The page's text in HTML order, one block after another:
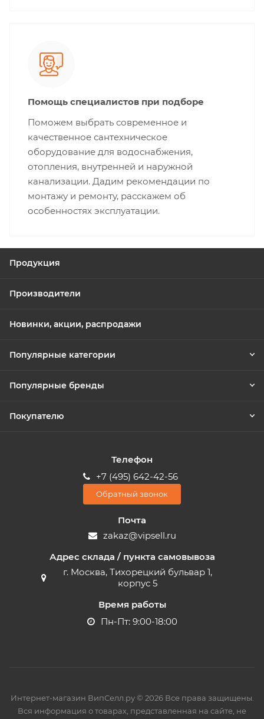
Помощь специалистов при подборе
Поможем выбрать современное и
качественное сантехническое
оборудование для водоснабжения,
отопления, внутренней и наружной
канализации. Дадим рекомендации по
монтажу и ремонту, расскажем об
особенностях эксплуатации.
Продукция
Производители
Новинки, акции, распродажи
Популярные категории
Популярные бренды
Покупателю
Телефон
+7 (495) 642-42-56
Обратный звонок
Почта
zakaz@vipsell.ru
Адрес склада / пункта самовывоза
г. Москва, Тихорецкий бульвар 1,
корпус 5
Время работы
Пн-Пт: 9:00-18:00
Интернет-магазин ВипСелл.ру © 2026 Все права защищены.
Вся информация о товарах, представленная на сайте, не